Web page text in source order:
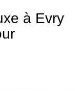
à Evry